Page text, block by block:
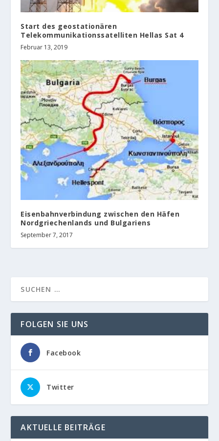
Start des geostationären
Telekommunikationssatelliten Hellas Sat 4
Februar 13, 2019
Eisenbahnverbindung zwischen den Häfen
Nordgriechenlands und Bulgariens
September 7, 2017
FOLGEN SIE UNS
Facebook
Twitter
AKTUELLE BEITRÄGE